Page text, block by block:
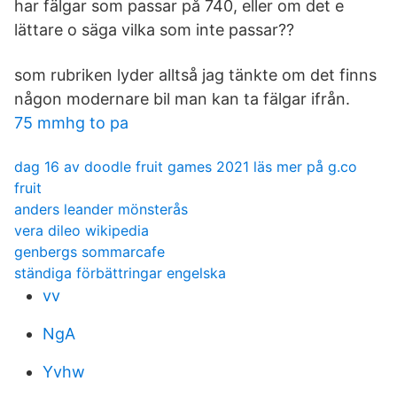
har fälgar som passar på 740, eller om det e
lättare o säga vilka som inte passar??
som rubriken lyder alltså jag tänkte om det finns
någon modernare bil man kan ta fälgar ifrån.
75 mmhg to pa
dag 16 av doodle fruit games 2021 läs mer på g.co
fruit
anders leander mönsterås
vera dileo wikipedia
genbergs sommarcafe
ständiga förbättringar engelska
vv
NgA
Yvhw